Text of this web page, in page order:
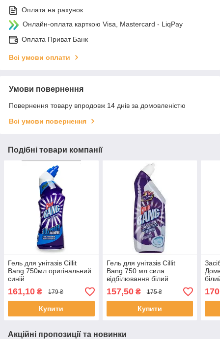
Оплата на рахунок
Онлайн-оплата карткою Visa, Mastercard - LiqPay
Оплата Приват Банк
Всі умови оплати
Умови повернення
Повернення товару впродовж 14 днів за домовленістю
Всі умови повернення
Подібні товари компанії
Гель для унітазів Cillit
Bang 750мл оригінальний
синій
161,10 ₴ 179 ₴
Купити
Гель для унітазів Cillit
Bang 750 мл сила
відбілювання білий
157,50₴ 175 ₴
Купити
Акційні пропозиції та новинки